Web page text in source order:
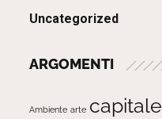
Uncategorized
ARGOMENTI
Ambiente arte capitale